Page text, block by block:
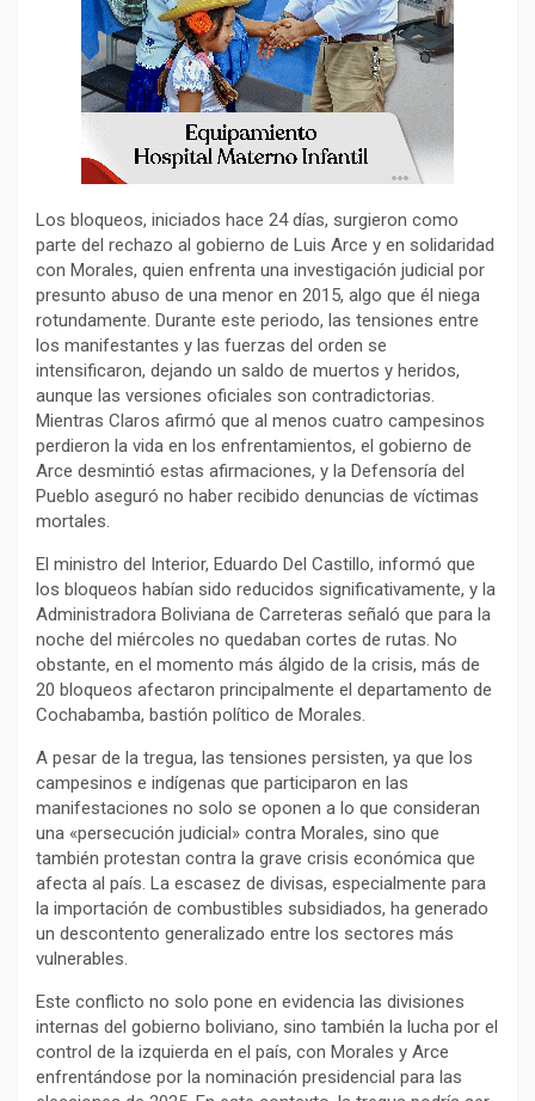
Los bloqueos, iniciados hace 24 días, surgieron como
parte del rechazo al gobierno de Luis Arce y en solidaridad
con Morales, quien enfrenta una investigación judicial por
presunto abuso de una menor en 2015, algo que él niega
rotundamente. Durante este periodo, las tensiones entre
los manifestantes y las fuerzas del orden se
intensificaron, dejando un saldo de muertos y heridos,
aunque las versiones oficiales son contradictorias.
Mientras Claros afirmó que al menos cuatro campesinos
perdieron la vida en los enfrentamientos, el gobierno de
Arce desmintió estas afirmaciones, y la Defensoría del
Pueblo aseguró no haber recibido denuncias de víctimas
mortales.
El ministro del Interior, Eduardo Del Castillo, informó que
los bloqueos habían sido reducidos significativamente, y la
Administradora Boliviana de Carreteras señaló que para la
noche del miércoles no quedaban cortes de rutas. No
obstante, en el momento más álgido de la crisis, más de
20 bloqueos afectaron principalmente el departamento de
Cochabamba, bastión político de Morales.
A pesar de la tregua, las tensiones persisten, ya que los
campesinos e indígenas que participaron en las
manifestaciones no solo se oponen a lo que consideran
una «persecución judicial» contra Morales, sino que
también protestan contra la grave crisis económica que
afecta al país. La escasez de divisas, especialmente para
la importación de combustibles subsidiados, ha generado
un descontento generalizado entre los sectores más
vulnerables.
Este conflicto no solo pone en evidencia las divisiones
internas del gobierno boliviano, sino también la lucha por el
control de la izquierda en el país, con Morales y Arce
enfrentándose por la nominación presidencial para las